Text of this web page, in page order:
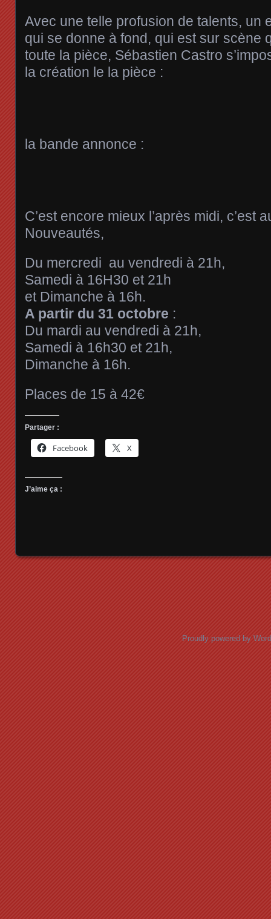
Avec une telle profusion de talents, un
qui se donne à fond, qui est sur scène
toute la pièce, Sébastien Castro
la création le la pièce :
la bande annonce :
C’est encore mieux l’après midi, c’est
Nouveautés,
Du mercredi au vendredi à 21h,
Samedi à 16H30 et 21h
et Dimanche à 16h.
A partir du 31 octobre :
Du mardi au vendredi à 21h,
Samedi à 16h30 et 21h,
Dimanche à 16h.
Places de 15 à 42€
Partager :
Facebook X
J’aime ça :
Proudly powered by